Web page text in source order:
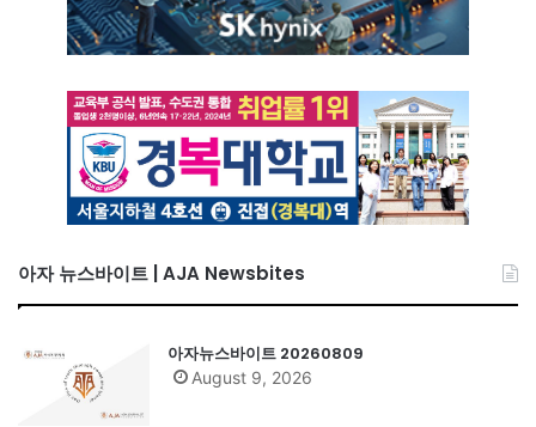
아자 뉴스바이트 | AJA Newsbites
아자뉴스바이트 20260809
August 9, 2026